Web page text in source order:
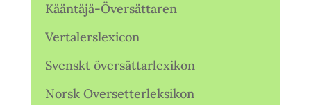
Kääntäjä-Översättaren
Vertalerslexicon
Svenskt översättarlexikon
Norsk Oversetterleksikon